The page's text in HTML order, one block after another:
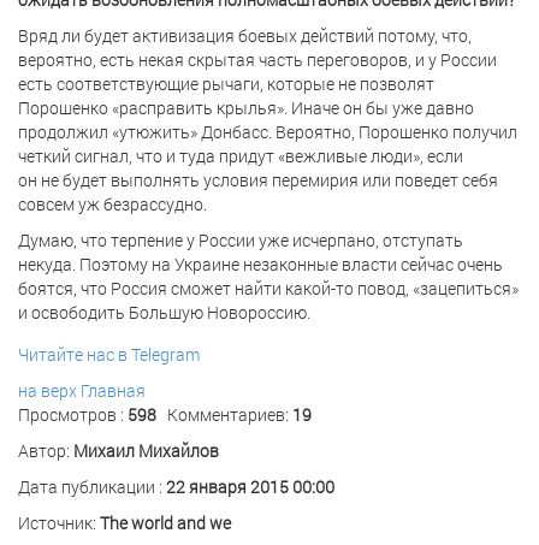
Вряд ли будет активизация боевых действий потому, что,
вероятно, есть некая скрытая часть переговоров, и у России
есть соответствующие рычаги, которые не позволят
Порошенко «расправить крылья». Иначе он бы уже давно
продолжил «утюжить» Донбасс. Вероятно, Порошенко получил
четкий сигнал, что и туда придут «вежливые люди», если
он не будет выполнять условия перемирия или поведет себя
совсем уж безрассудно.
Думаю, что терпение у России уже исчерпано, отступать
некуда. Поэтому на Украине незаконные власти сейчас очень
боятся, что Россия сможет найти какой-то повод, «зацепиться»
и освободить Большую Новороссию.
Читайте нас в Telegram
на верх Главная
Просмотров : 598 Комментариев: 19
Автор: Михаил Михайлов
Дата публикации : 22 января 2015 00:00
Источник: The world and we